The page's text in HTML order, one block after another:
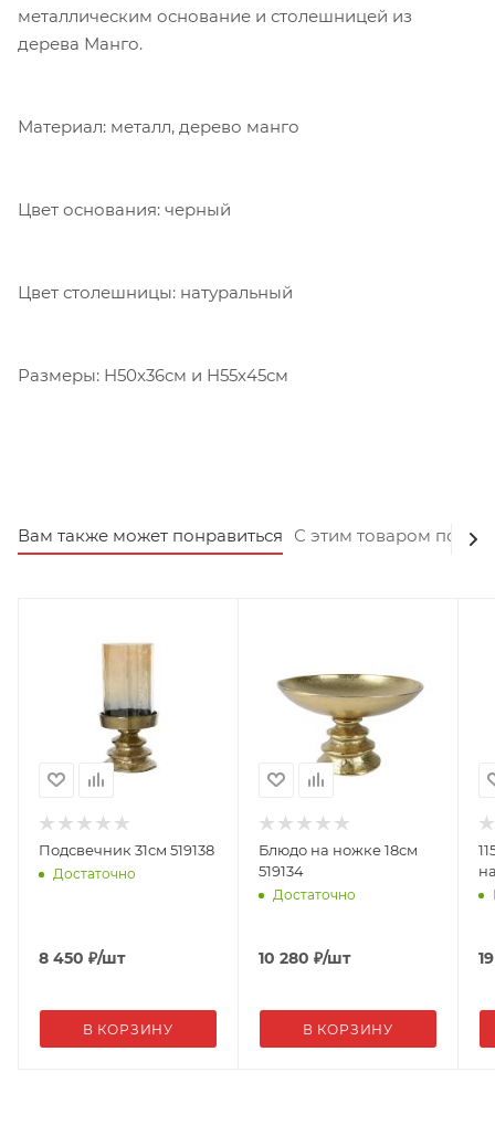
металлическим основание и столешницей из
дерева Манго.
Материал: металл, дерево манго
Цвет основания: черный
Цвет столешницы: натуральный
Размеры: H50x36см и H55x45см
Вам также может понравиться С этим товаром
Подсвечник 31см 519138
Достаточно
8 450 ₽/шт
В КОРЗИНУ
Блюдо на ножке 18см
519134
Достаточно
10 280 ₽/шт
В КОРЗИНУ